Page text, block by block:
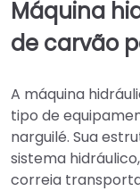
Máquina
de carvão
A máquina
tipo de
narguilé. Sua
sistema
correia